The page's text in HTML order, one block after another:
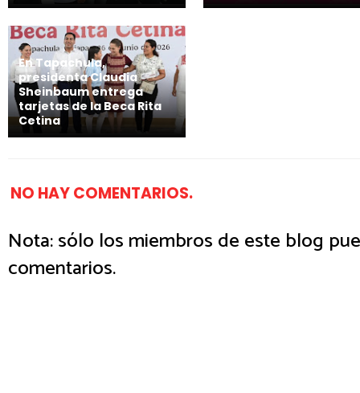
En Tapachula,
presidenta Claudia
Sheinbaum entrega
tarjetas de la Beca Rita
Cetina
NO HAY COMENTARIOS.
Nota: sólo los miembros de este blog
comentarios.